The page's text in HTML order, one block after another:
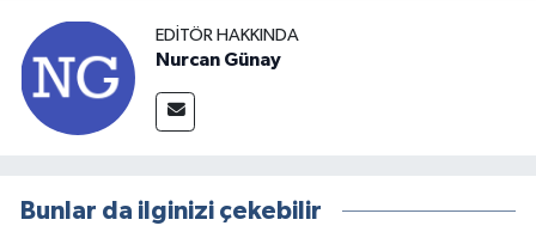
EDITÖR HAKKINDA
Nurcan Günay
Bunlar da ilginizi çekebilir